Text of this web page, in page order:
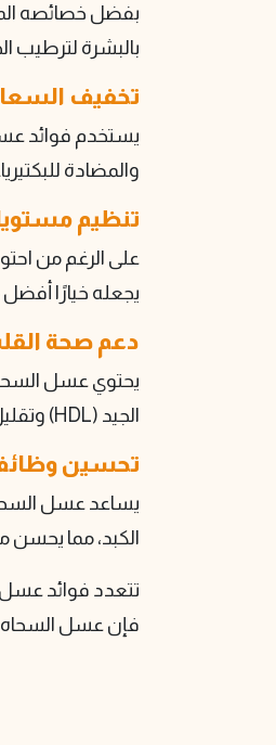
بفضل خصائصه
بالبشرة لترطيب
تخفيف
يستخدم فوائد
والمضادة للبكتيريا.
تنظيم
على الرغم من
يجعله خيارًا
دعم صحة
يحتوي عسل
الجيد (HDL) وتقليل مستويات الكولسترول الضار (LDL)، مما يعزز صحة القلب ويقلل من خطر الإصابة بأمراض القلب.
تحسين
يساعد عسل
الكبد، مما يحسن
تتعدد فوائد عسل
فإن عسل السحاه